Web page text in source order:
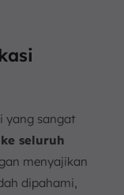
yang sangat
seluruh
menyajikan
dipahami,